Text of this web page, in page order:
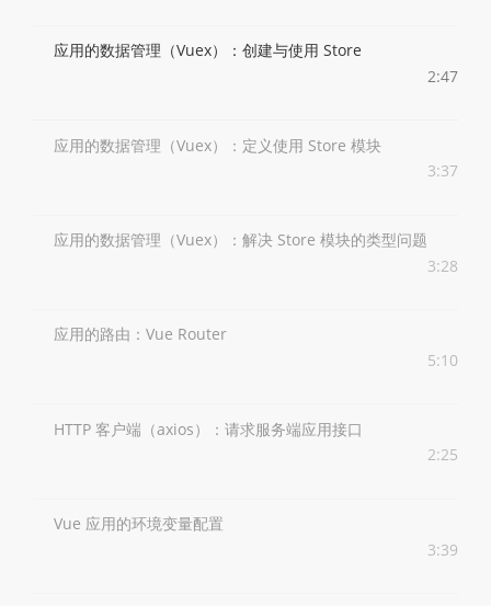
应用的数据管理（Vuex）：创建与使用 Store
2:47
应用的数据管理（Vuex）：定义使用 Store 模块
3:37
应用的数据管理（Vuex）：解决 Store 模块的类型问题
3:28
应用的路由：Vue Router
5:10
HTTP 客户端（axios）：请求服务端应用接口
2:25
Vue 应用的环境变量配置
3:39